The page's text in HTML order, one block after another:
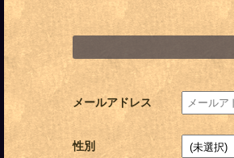
メールアドレス
性別